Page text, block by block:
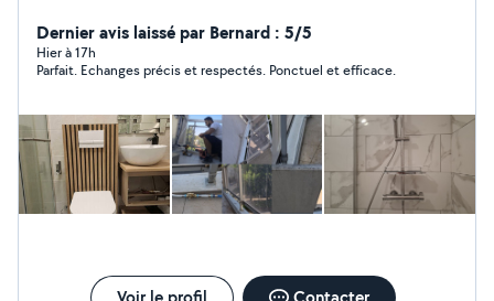
installations pour assurer leur bon fonctionnement. Le
respect des normes de sécurité et d'hygiène.
Dernier avis laissé par Bernard : 5/5
Hier à 17h
Parfait. Echanges précis et respectés. Ponctuel et efficace.